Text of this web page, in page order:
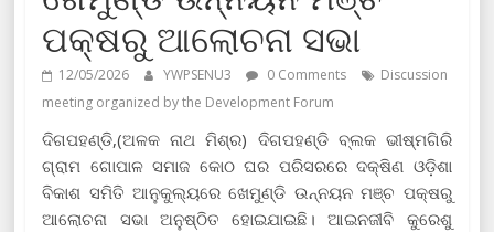
ପକ୍ଷରୁ ଆଲୋଚନା ସଭା
12/05/2026 YWPSENU3 0 Comments
Discussion
meeting organized by the Development Forum
ଦିଗପହଣ୍ଡି,(ଅଳକ ନାଥ ମିଶ୍ର) ଦିଗପହଣ୍ଡି ବ୍ଲକ ଭୀଷ୍ମଗିରି
ଗ୍ରାମ ଗୋପାଳ ସମାଜ କୋଠ ଘର ପରିସରରେ ଦକ୍ଷିଣ ଓଡ଼ିଶା
ବିକାଶ ସମିତି ଆନୁକୁଲ୍ୟରେ ଖେମୁଣ୍ଡି ଉନ୍ନୟନ ମଞ୍ଚ ପକ୍ଷରୁ
ଆଲୋଚନା ସଭା ଅନୁଷ୍ଠିତ ହୋଇଯାଇଛି। ଆଇନଜୀବି କୁରେଶୁ